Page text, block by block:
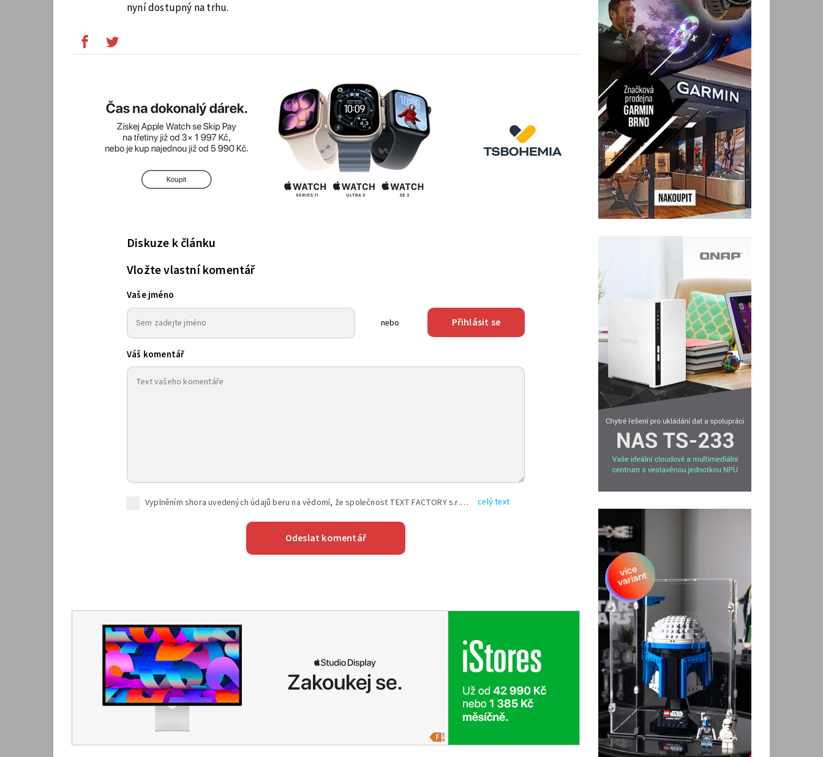
nyní dostupný na trhu.
Diskuze k článku
Vložte vlastní komentář
Vaše jméno
nebo Přihlásit se
Váš komentář
Vyplněním shora uvedených údajů beru na vědomí, že společnost TEXT FACTORY s.r.o., sídlem Brno, Durďákova 336/29, Černá Pole, PSČ: 613 00, IČ: 06157831, zapsané u Krajského soudu v Brně, oddíl C, vložka 100399, bude zpracovávat mé osobní údaje uvedené v rámci mnou vyplněného registračního formuláře na základě oprávněných zájmů TEXT FACTORY s.r.o. dle čl. 6 odst. 1 písm. f) GDPR a pro splnění právních povinností (čl. 6 odst. 1 písm. c) GDPR), a to pro tyto účely: nezbytnost zajistit oprávnění návštěvníka webových stránek provozovaných společností TEXT FACTORY s.r.o. přispívat aktivně ke zveřejněným článkům nebo v rámci diskusních fór a výkon práv TEXT FACTORY s.r.o. jako administrátora těchto diskusních fór. Více informací o zpracování osobních údajů a právech lze nalézt v celý text